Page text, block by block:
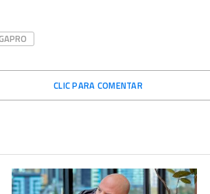
CLIC PARA COMENTAR